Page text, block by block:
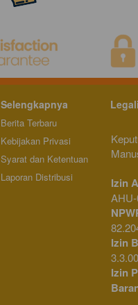
Selengkapnya
Berita Terbaru
Kebijakan Privasi
Syarat dan Ketentuan
Laporan Distribusi
Izin
Izin